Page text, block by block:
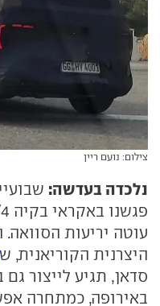
צילום: נועם ריין
נלכדה בעדשה:
עוטה יריעות
היצרנית הקוריאנית, ש
סדאן, תגיע לייצור